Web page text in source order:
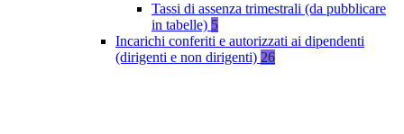
Tassi di assenza trimestrali (da pubblicare
in tabelle) 5
Incarichi conferiti e autorizzati ai dipendenti
(dirigenti e non dirigenti) 26